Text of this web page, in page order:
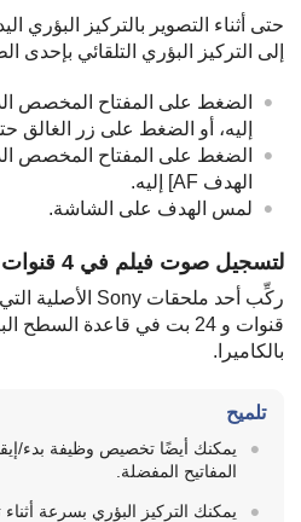
حتى أثناء التصوير بالتركيز البؤري
إلى التركيز البؤري التلقائي بإحدى
الضغط على المفتاح المخصص
إليه، أو الضغط على زر
الضغط على المفتاح المخصص
الهدف AF‎‏]
إليه.
لمس الهدف على الشاشة.
لتسجيل صوت فيلم في 4 قنوات
قنوات و 24 بت في قاعدة
بالكاميرا.
تلميح
يمكنك أيضًا تخصيص وظيفة بدء/
المفاتيح المفضلة.
يمكنك التركيز البؤري بسرعة